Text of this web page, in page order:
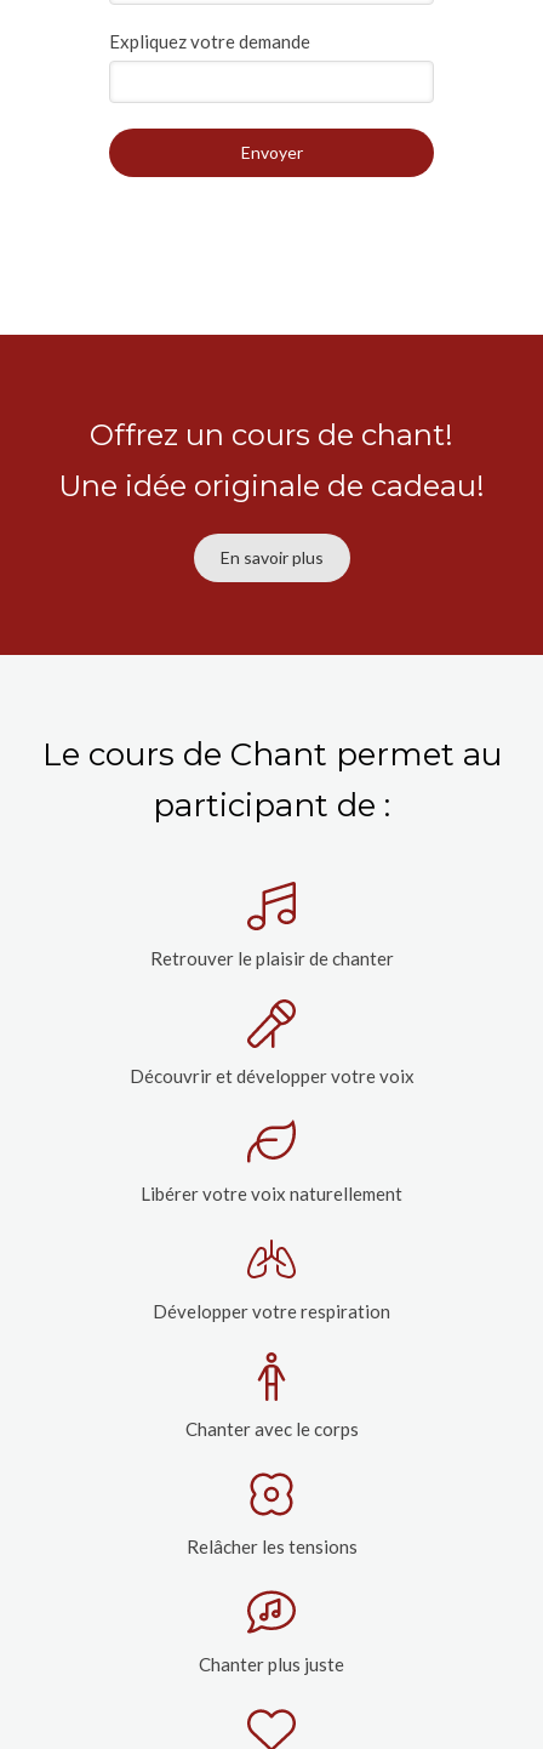
Expliquez votre demande
Envoyer
Offrez un cours de chant!
Une idée originale de cadeau!
En savoir plus
Le cours de Chant permet au
participant de :
Retrouver le plaisir de chanter
Découvrir et développer votre voix
Libérer votre voix naturellement
Développer votre respiration
Chanter avec le corps
Relâcher les tensions
Chanter plus juste